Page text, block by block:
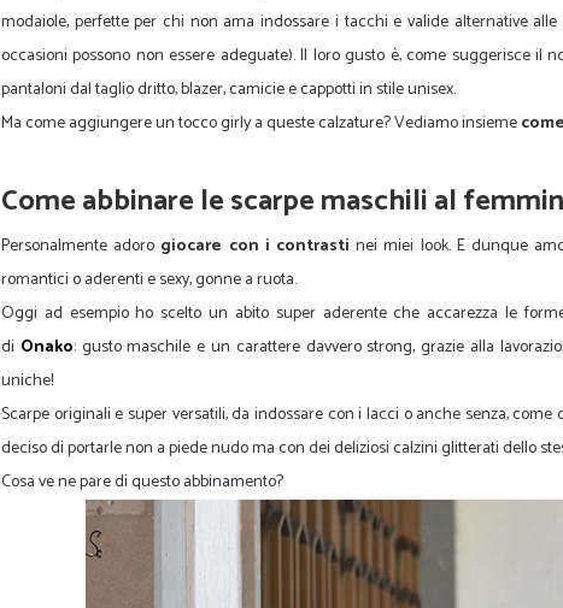
modaiole, perfette per chi non ama indossare i tacchi e valide alternative
occasioni possono non essere adeguate). Il loro gusto è, come suggerisce il
pantaloni dal taglio dritto, blazer, camicie e cappotti in stile unisex.
Ma come aggiungere un tocco girly a queste calzature? Vediamo insieme
Come abbinare le scarpe maschili al
Personalmente adoro giocare con i contrastinei miei look. E dunque
romantici o aderenti e sexy, gonne a ruota.
Oggi ad esempio ho scelto un abito super aderente che accarezza le
di Onako: gusto maschile e un carattere davvero strong, grazie alla
uniche!
Scarpe originali e super versatili, da indossare con i lacci o anche senza,
deciso di portarle non a piede nudo ma con dei deliziosi calzini glitterati dello
Cosa ve ne pare di questo abbinamento?